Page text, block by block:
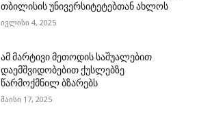
თბილისის უნივერსიტეტებთან ახლოს
ივლისი 4, 2025
ამ მარტივი მეთოდის საშუალებით
დაემშვიდობებით ქუსლებზე
წარმოქმნილ ბზარებს
მაისი 17, 2025